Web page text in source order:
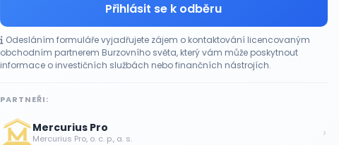
Přihlásit se k odběru
Odesláním formuláře vyjadřujete zájem o kontaktování licencovaným
obchodním partnerem Burzovního světa, který vám může poskytnout
informace o investičních službách nebo finančních nástrojích.
PARTNEŘI:
Mercurius Pro
Mercurius Pro, o. c. p., a. s. ›